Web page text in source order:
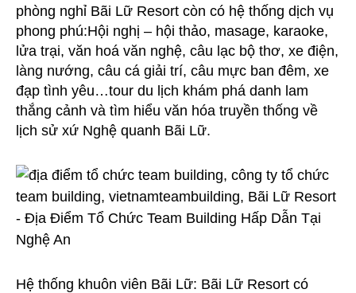
phòng nghỉ Bãi Lữ Resort còn có hệ thống dịch vụ
phong phú:Hội nghị – hội thảo, masage, karaoke,
lửa trại, văn hoá văn nghệ, câu lạc bộ thơ, xe điện,
làng nướng, câu cá giải trí, câu mực ban đêm, xe
đạp tình yêu…tour du lịch khám phá danh lam
thắng cảnh và tìm hiểu văn hóa truyền thống về
lịch sử xứ Nghệ quanh Bãi Lữ.
Hệ thống khuôn viên Bãi Lữ: Bãi Lữ Resort có